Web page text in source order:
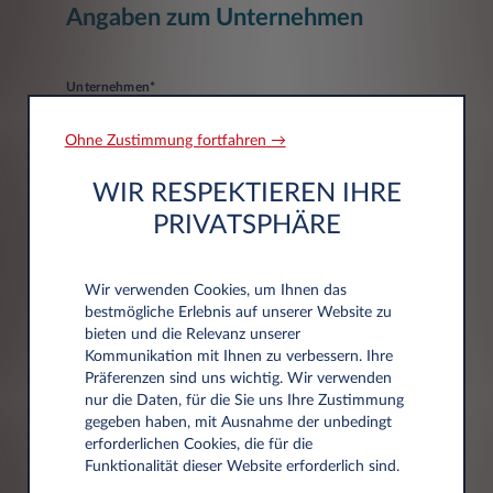
Angaben zum Unternehmen
Unternehmen*
Postleitzahl*
Stadt
Ohne Zustimmung fortfahren →
WIR RESPEKTIEREN IHRE
PRIVATSPHÄRE
Wir verwenden Cookies, um Ihnen das
bestmögliche Erlebnis auf unserer Website zu
bieten und die Relevanz unserer
Kommunikation mit Ihnen zu verbessern. Ihre
Präferenzen sind uns wichtig. Wir verwenden
nur die Daten, für die Sie uns Ihre Zustimmung
gegeben haben, mit Ausnahme der unbedingt
erforderlichen Cookies, die für die
Funktionalität dieser Website erforderlich sind.